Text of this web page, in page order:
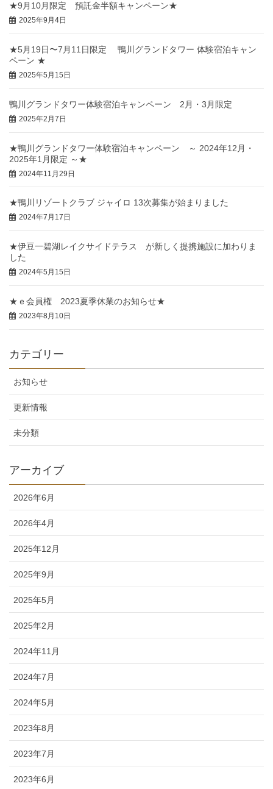
★9月10月限定 預託金半額キャンペーン★
2025年9月4日
★5月19日〜7月11日限定 鴨川グランドタワー 体験宿泊キャン
ペーン ★
2025年5月15日
鴨川グランドタワー体験宿泊キャンペーン 2月・3月限定
2025年2月7日
★鴨川グランドタワー体験宿泊キャンペーン ～ 2024年12月・
2025年1月限定 ～★
2024年11月29日
★鴨川リゾートクラブ ジャイロ 13次募集が始まりました
2024年7月17日
★伊豆一碧湖レイクサイドテラス が新しく提携施設に加わりま
した
2024年5月15日
★ｅ会員権 2023夏季休業のお知らせ★
2023年8月10日
カテゴリー
お知らせ
更新情報
未分類
アーカイブ
2026年6月
2026年4月
2025年12月
2025年9月
2025年5月
2025年2月
2024年11月
2024年7月
2024年5月
2023年8月
2023年7月
2023年6月